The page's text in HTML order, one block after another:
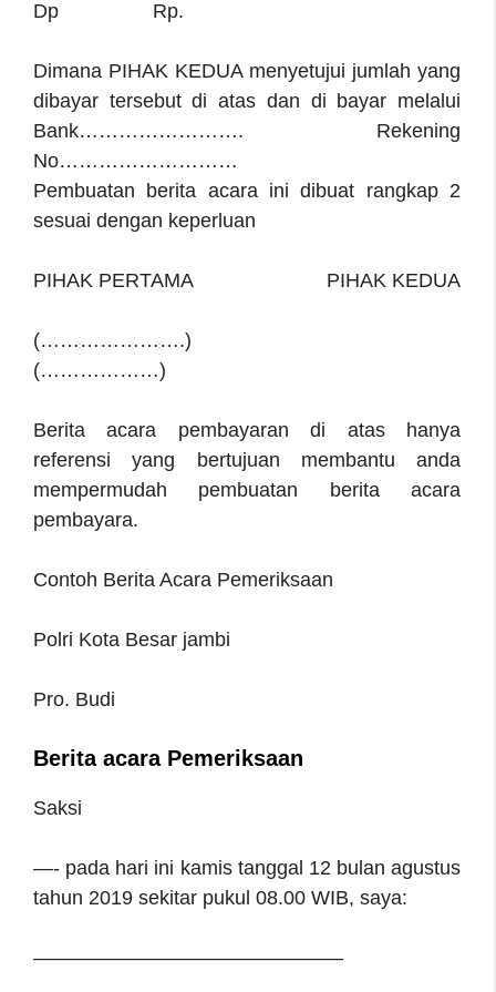
Dp Rp.
Dimana PIHAK KEDUA menyetujui jumlah yang
dibayar tersebut di atas dan di bayar melalui
Bank……………………. Rekening
No………………………
Pembuatan berita acara ini dibuat rangkap 2
sesuai dengan keperluan
PIHAK PERTAMA PIHAK KEDUA
(………………….)
(………………)
Berita acara pembayaran di atas hanya
referensi yang bertujuan membantu anda
mempermudah pembuatan berita acara
pembayara.
Contoh Berita Acara Pemeriksaan
Polri Kota Besar jambi
Pro. Budi
Berita acara Pemeriksaan
Saksi
—- pada hari ini kamis tanggal 12 bulan agustus
tahun 2019 sekitar pukul 08.00 WIB, saya:
———————————————–